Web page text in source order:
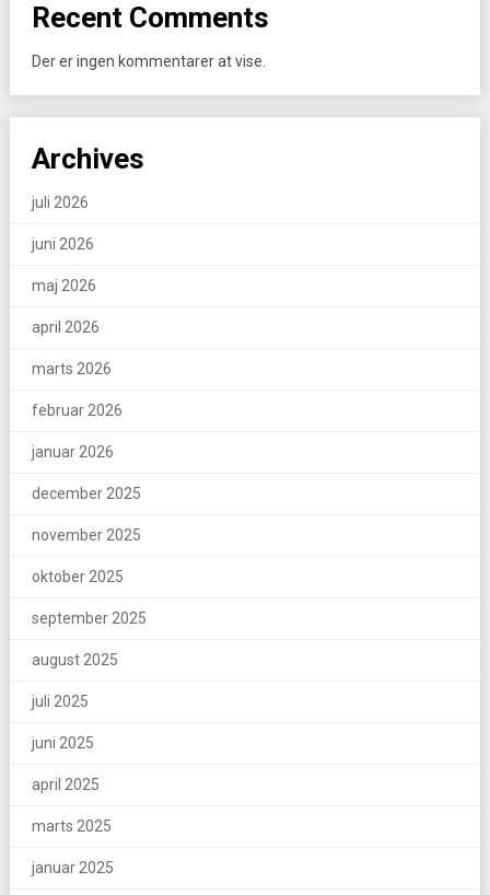
Recent Comments
Der er ingen kommentarer at vise.
Archives
juli 2026
juni 2026
maj 2026
april 2026
marts 2026
februar 2026
januar 2026
december 2025
november 2025
oktober 2025
september 2025
august 2025
juli 2025
juni 2025
april 2025
marts 2025
januar 2025